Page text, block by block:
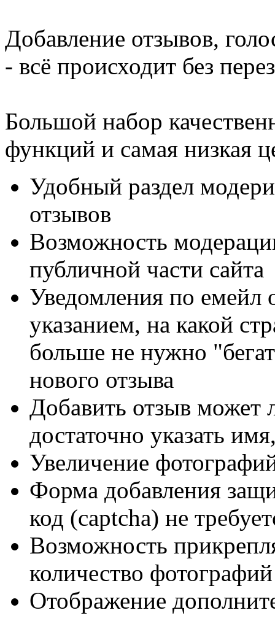
Добавление отзывов,
- всё происходит без
Большой набор
функций и самая низкая
Удобный раздел
отзывов
Возможность
публичной части сайта
Уведомления по емейл
указанием, на какой
больше не нужно
нового отзыва
Добавить отзыв может
достаточно указать
Увеличение
Форма добавления
код (captcha) не
Возможность
количество фотографий
Отображение